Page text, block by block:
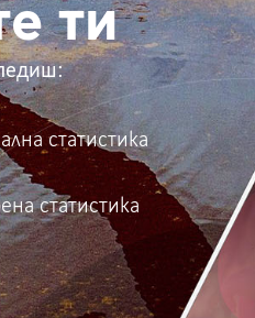
ти
статистика
статистика